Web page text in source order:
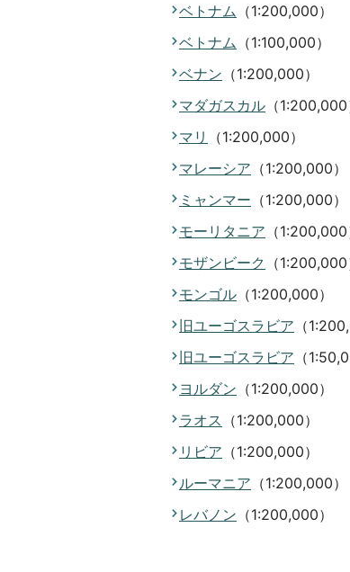
ベトナム （1:200,000）
ベトナム （1:100,000）
ベナン （1:200,000）
マダガスカル （1:200,000
マリ
（1:200,000）
マレーシア （1:200,000）
ミャンマー （1:200,000）
モーリタニア （1:200,000
モザンビーク
（1:200,000
モンゴル （1:200,000）
旧ユーゴスラビア （
旧ユーゴスラビア （
ヨルダン （1:200,000）
ラオス （1:200,000）
リビア （1:200,000）
ルーマニア （1:200,000）
レバノン （1:200,000）